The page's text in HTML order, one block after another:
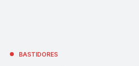
BASTIDORES